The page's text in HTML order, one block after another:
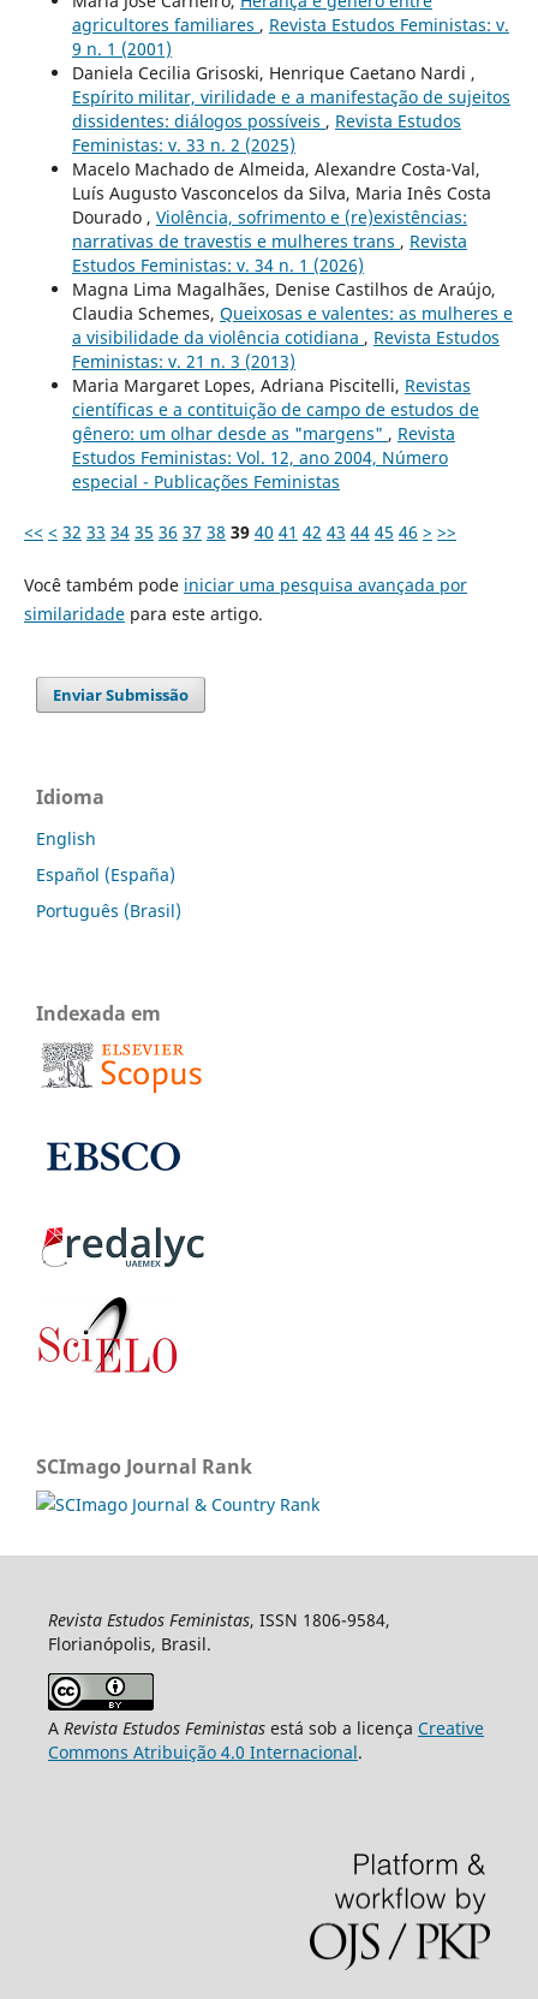
agricultores familiares , Revista Estudos Feministas: v.
9 n. 1 (2001)
Daniela Cecilia Grisoski, Henrique Caetano Nardi ,
Espírito militar, virilidade e a manifestação de sujeitos
dissidentes: diálogos possíveis , Revista Estudos
Feministas: v. 33 n. 2 (2025)
Macelo Machado de Almeida, Alexandre Costa-Val,
Luís Augusto Vasconcelos da Silva, Maria Inês Costa
Dourado , Violência, sofrimento e (re)existências:
narrativas de travestis e mulheres trans , Revista
Estudos Feministas: v. 34 n. 1 (2026)
Magna Lima Magalhães, Denise Castilhos de Araújo,
Claudia Schemes, Queixosas e valentes: as mulheres e
a visibilidade da violência cotidiana , Revista Estudos
Feministas: v. 21 n. 3 (2013)
Maria Margaret Lopes, Adriana Piscitelli, Revistas
científicas e a contituição de campo de estudos de
gênero: um olhar desde as "margens" , Revista
Estudos Feministas: Vol. 12, ano 2004, Número
especial - Publicações Feministas
<< < 32 33 34 35 36 37 38 39 40 41 42 43 44 45 46 > >>
Você também pode iniciar uma pesquisa avançada por
similaridadepara este artigo.
Enviar Submissão
Idioma
English
Español (España)
Português (Brasil)
Indexada em
SCImago Journal Rank
Revista Estudos Feministas, ISSN 1806-9584,
Florianópolis, Brasil.
A Revista Estudos Feministasestá sob a licença Creative
Commons Atribuição 4.0 Internacional.